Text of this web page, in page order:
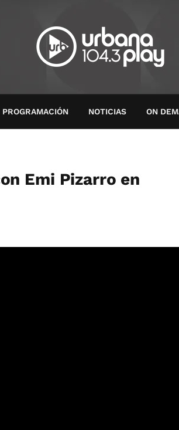
PROGRAMACIÓN NOTICIAS ON
Emi Pizarro en